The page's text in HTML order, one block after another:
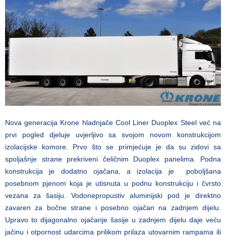
Nova generacija Krone hladnjače Cool Liner Duoplex Steel već na
prvi pogled djeluje uvjerljivo sa svojom novom konstrukcijom
izolacijske komore. Prvo što se primjećuje je da su zidovi sa
spoljašnje strane prekriveni čeličnim Duoplex panelima. Podna
konstrukcija je dodatno ojačana, a izolacija je poboljšana
posebnom pjenom koja je utisnuta u podnu konstrukciju i čvrsto
vezana za šasiju. Vodonepropustiv aluminijski pod je direktno
zavaren za bočne strane i posebno ojačan na zadnjem dijelu.
Upravo to dijagonalno ojačanje šasije u zadnjem dijelu daje veću
jačinu i otpornost udarcima prilikom prilaza utovarnim rampama ili